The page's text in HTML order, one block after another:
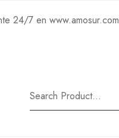
24/7 en www.amosur.com